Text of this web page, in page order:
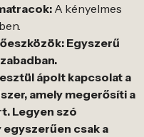
A kényelmes
Egyszerű
ápolt kapcsolat a
amely megerősíti a
Legyen szó
csak a